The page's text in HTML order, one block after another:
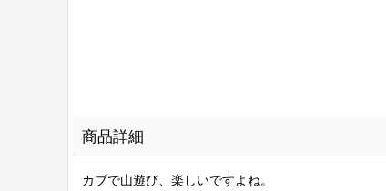
商品詳細
カブで山遊び、楽しいですよね。